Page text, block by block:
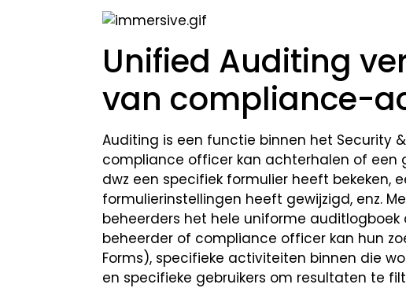
Unified Auditing
van compliance-
Auditing is een functie binnen het
compliance officer kan achterhalen of
dwz een specifiek formulier heeft bekeken,
formulierinstellingen heeft gewijzigd, enz.
beheerders het hele uniforme
beheerder of compliance officer kan hun
Forms), specifieke activiteiten binnen die
en specifieke gebruikers om resultaten te